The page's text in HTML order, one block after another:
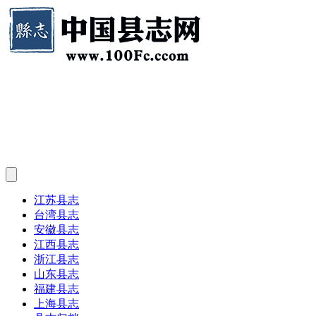
江苏县志
台湾县志
安徽县志
江西县志
浙江县志
山东县志
福建县志
上海县志